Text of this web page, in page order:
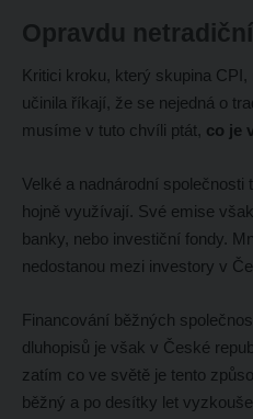
Opravdu
Kritici kroku, který skupina
učinila říkají, že se nejedná o
musíme v tuto chvíli ptát, co je
Velké a nadnárodní společnosti
hojně využívají. Své emise
banky, nebo investiční fondy.
nedostanou mezi investory v
Financování běžných
dluhopisů je však v České
zatím co ve světě je tento
běžný a po desítky let